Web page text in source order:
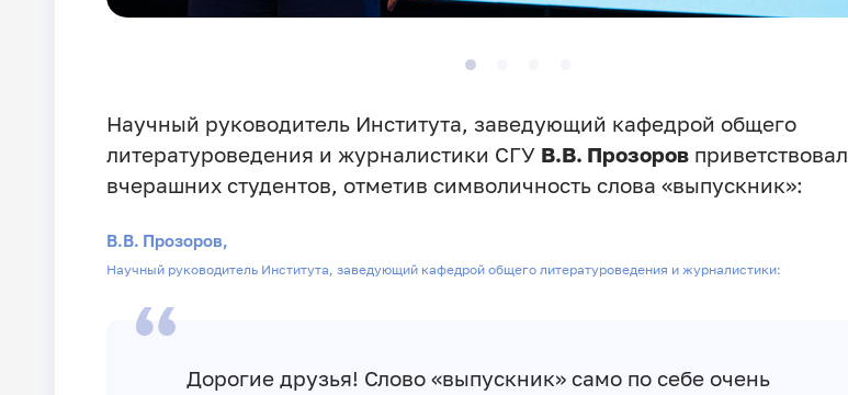
Научный руководитель Института, заведующий кафедрой общего
литературоведения и журналистики СГУ В.В. Прозоровприветствовал
вчерашних студентов, отметив символичность слова «выпускник»:
В.В. Прозоров,
Научный руководитель Института, заведующий кафедрой общего литературоведения и журналистики:
Дорогие друзья! Слово «выпускник» само по себе очень